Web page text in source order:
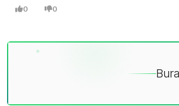
0 0